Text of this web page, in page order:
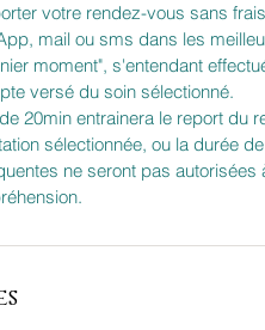
votre rendez-vous sans
mail ou sms dans les
moment", s'entendant
versé du soin sélectionné.
20min entrainera le report du
sélectionnée, ou la durée
ne seront pas